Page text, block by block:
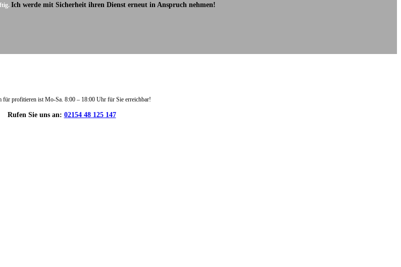
Ich werde mit Sicherheit ihren Dienst erneut in Anspruch nehmen!
für profitieren ist Mo-Sa. 8:00 – 18:00 Uhr für Sie erreichbar!
Rufen Sie uns an: 02154 48 125 147